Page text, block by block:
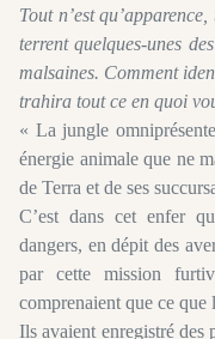
Tout n’est
terrent quelques-unes
malsaines. Comment
trahira tout ce en quoi
« La jungle
énergie animale que ne
de Terra et de ses
C’est dans cet enfer
dangers, en dépit des
par cette mission
comprenaient que ce
Ils avaient enregistré des